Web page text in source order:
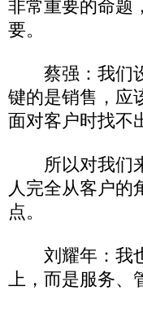
非常重要的命题
要。
蔡强：我们设
键的是销售，应
面对客户时找不
所以对我们来
人完全从客户的
点。
刘耀年：我也
上，而是服务、